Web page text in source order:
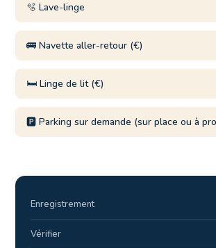
🫧 Lave-linge
🚌 Navette aller-retour (€)
🛏️ Linge de lit (€)
🅿️ Parking sur demande (sur place ou à
Enregistrement
Vérifier